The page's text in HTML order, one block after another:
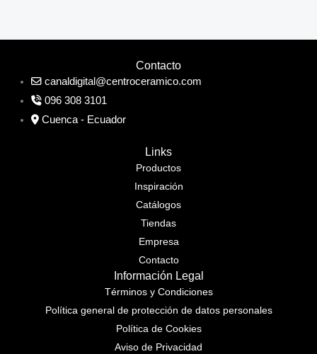
Contacto
canaldigital@centroceramico.com
096 308 3101
Cuenca - Ecuador
Links
Productos
Inspiración
Catálogos
Tiendas
Empresa
Contacto
Información Legal
Términos y Condiciones
Política general de protección de datos personales
Política de Cookies
Aviso de Privacidad